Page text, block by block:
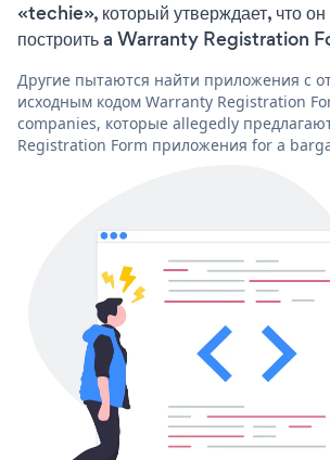
«techie», который утверждает, что
построить a Warranty Registration
Другие пытаются найти приложения с
исходным кодом Warranty Registration
companies, которые allegedly
Registration Form приложения for a